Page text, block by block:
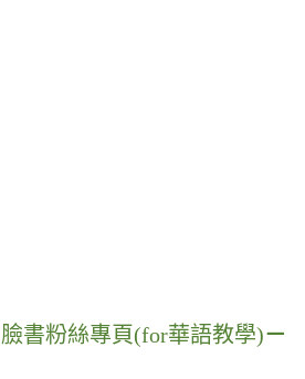
書粉絲專頁(for華語教學)－